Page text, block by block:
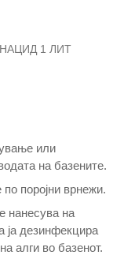
1 ЛИТ
или
на базените.
поројни врнежи.
нанесува на
ја дезинфекцира
алги во базенот.